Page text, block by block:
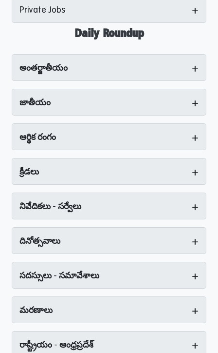
Private Jobs +
Daily Roundup
అంతర్జాతీయం +
జాతీయం +
ఆర్థిక రంగం +
క్రీడలు +
నివేదికలు - సర్వేలు +
దినోత్సవాలు +
సదస్సులు - సమావేశాలు +
మరణాలు +
రాష్ట్రీయం - ఆంధ్రప్రదేశ్‌ +